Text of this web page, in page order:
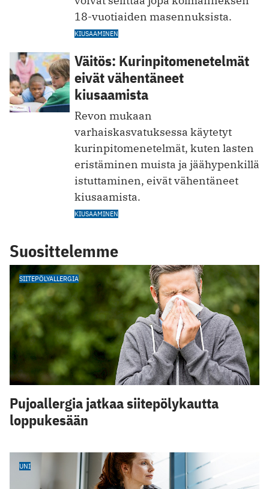
18-vuotiaiden masennuksista.
KIUSAAMINEN
Väitös: Kurinpitomenetelmät
eivät vähentäneet
kiusaamista
Revon mukaan
varhaiskasvatuksessa käytetyt
kurinpitomenetelmät, kuten lasten
eristäminen muista ja jäähypenkillä
istuttaminen, eivät vähentäneet
kiusaamista.
KIUSAAMINEN
Suosittelemme
SIITEPÖLYALLERGIA
Pujoallergia jatkaa siitepölykautta
loppukesään
UNI